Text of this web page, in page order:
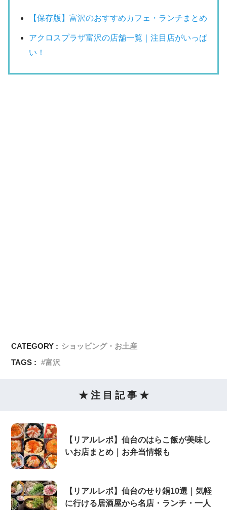
【保存版】富沢のおすすめカフェ・ランチまとめ
アクロスプラザ富沢の店舗一覧｜注目店がいっぱ
い！
CATEGORY : ショッピング・お土産
TAGS :
富沢
★ 注 目 記 事 ★
【リアルレポ】仙台のはらこ飯が美味し
いお店まとめ｜お弁当情報も
【リアルレポ】仙台のせり鍋10選｜気軽
に行ける居酒屋から名店・ランチ・一人